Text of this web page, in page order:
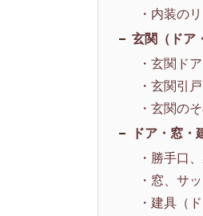
・内装の
玄関（ドア
・玄関ド
・玄関引
・玄関の
ドア・窓・
・勝手口
・窓、サ
・建具（